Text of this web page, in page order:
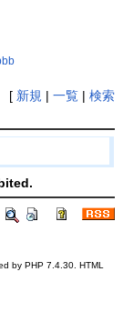
[ 新規 | 一覧| 検索
by PHP 7.4.30. HTML